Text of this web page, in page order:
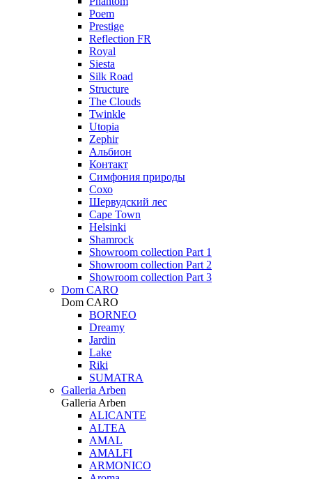
Poem
Prestige
Reflection FR
Royal
Siesta
Silk Road
Structure
The Clouds
Twinkle
Utopia
Zephir
Альбион
Контакт
Симфония природы
Сохо
Шервудский лес
Cape Town
Helsinki
Shamrock
Showroom collection Part 1
Showroom collection Part 2
Showroom collection Part 3
Dom CARO
Dom CARO
BORNEO
Dreamy
Jardin
Lake
Riki
SUMATRA
Galleria Arben
Galleria Arben
ALICANTE
ALTEA
AMAL
AMALFI
ARMONICO